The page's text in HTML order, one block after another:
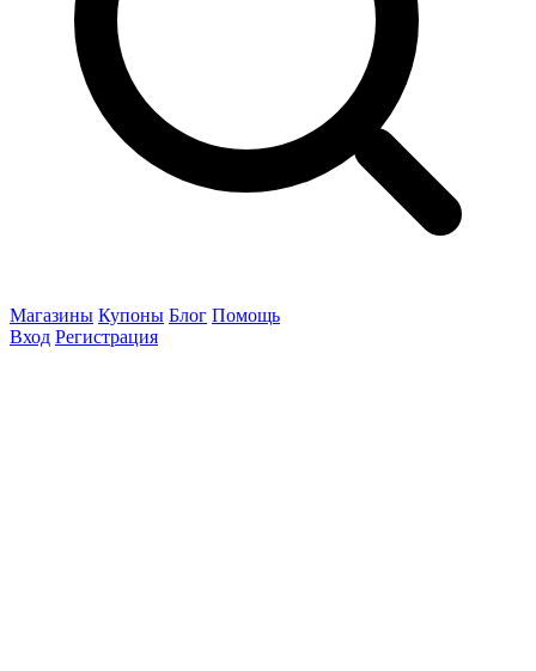
Магазины Купоны Блог Помощь
Вход Регистрация